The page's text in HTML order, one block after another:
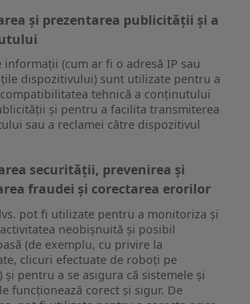
și prezentarea publicității și a
informații (cum ar fi o adresă IP sau
dispozitivului) sunt utilizate pentru a
tehnică a conținutului
și pentru a facilita transmiterea
sau a reclamei către dispozitivul
securității, prevenirea și
fraudei și corectarea erorilor
pot fi utilizate pentru a monitoriza și
neobișnuită și posibil
(de exemplu, cu privire la
clicuri efectuate de roboți pe
și pentru a se asigura că sistemele și
funcționează corect și sigur. De